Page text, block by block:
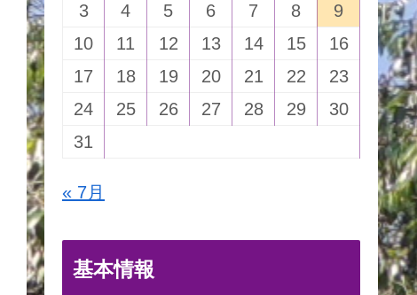
3
4 5 6 7 8
9
10
11 12 13 14 15
16
17
18 19 20 21 22
23
24
25 26 27 28 29
30
31
« 7月
基本情報